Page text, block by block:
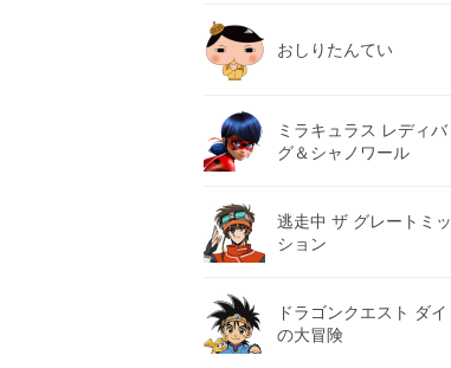
おしりたんてい
ミラキュラス レディバ
グ＆シャノワール
逃走中 ザ グレートミッ
ション
ドラゴンクエスト ダイ
の大冒険